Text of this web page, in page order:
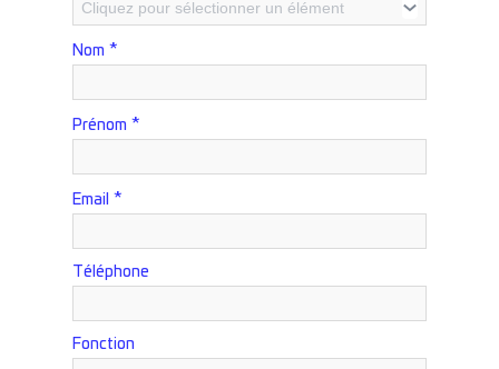
Cliquez pour sélectionner un élément
Nom *
Prénom *
Email *
Téléphone
Fonction